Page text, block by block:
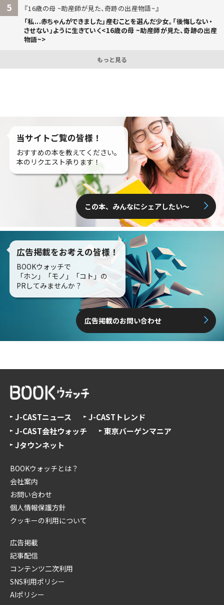
5
16歳の母 ~助産師が見た、奇跡の出産物語~
「私...赤ちゃんができました」――産むことを選んだ少女。「後悔しない・
させない」ように生きていく<16歳の母 ~助産師が見た、奇跡の出産
物語~>
もっと見る
当サイトご覧の皆様！
おすすめの本を教えてください。
本のリクエスト承ります！
この本、みんなにシェアしたい〜
広告掲載をお考えの皆様！
BOOKウォッチで
「ホン」「モノ」「コト」の
PRしてみませんか？
広告掲載のお問い合わせ
J-CASTニュース
J-CASTトレンド
J-CAST会社ウォッチ
東京バーゲンマニア
Jタウンネット
BOOKウォッチとは？
会社案内
お問い合わせ
個人情報保護方針
クッキーの利用について
広告掲載
記事配信
コンテンツ二次利用
SNS利用ポリシー
AIポリシー